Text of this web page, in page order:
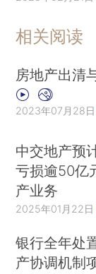
相关阅读
房地产出清
2023年07月28日
中交地产预
亏损逾50亿
产业务
2025年01月22日
银行全年处
产协调机制